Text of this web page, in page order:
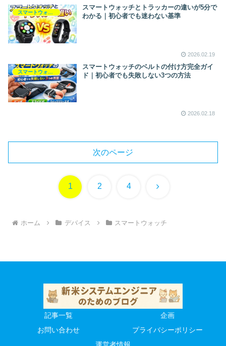
スマートウォッチとトラッカーの違いが5分で
わかる｜初心者でも迷わない基準
2026.02.19
スマートウォッチのベルトの付け方完全ガイ
ド｜初心者でも失敗しない3つの方法
2026.02.18
次のページ
1 2 4 次
ホーム デバイス スマートウォッチ
記事一覧
企画
お問い合わせ
プライバシーポリシー